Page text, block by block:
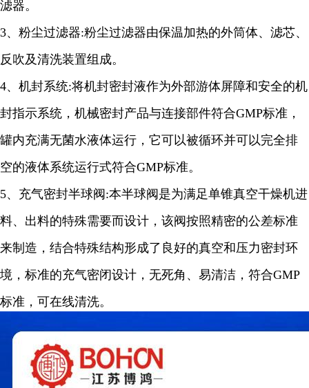
滤器。
3、粉尘过滤器:粉尘过滤器由保温加热的外筒体、滤芯、
反吹及清洗装置组成。
4、机封系统:将机封密封液作为外部游体屏障和安全的机
封指示系统，机械密封产品与连接部件符合GMP标准，
罐内充满无菌水液体运行，它可以被循环并可以完全排
空的液体系统运行式符合GMP标准。
5、充气密封半球阀 :本半球阀是为满足单锥真空干燥机进
料、出料的特殊需要而设计，该阀按照精密的公差标准
来制造，结合特殊结构形成了良好的真空和压力密封环
境，标准的充气密闭设计，无死角、易清洁，符合GMP
标准，可在线清洗。